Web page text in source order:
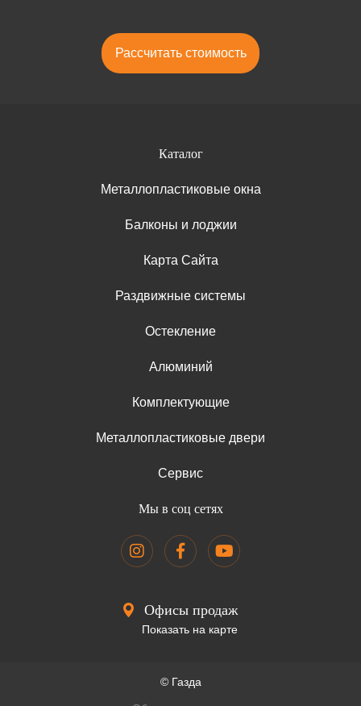
Рассчитать стоимость
Каталог
Металлопластиковые окна
Балконы и лоджии
Карта Сайта
Раздвижные системы
Остекление
Алюминий
Комплектующие
Металлопластиковые двери
Сервис
Мы в соц сетях
Офисы продаж
Показать на карте
© Газда